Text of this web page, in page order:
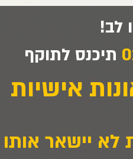
לב!
תיכנס לתוקף
אישיות
לא יישאר